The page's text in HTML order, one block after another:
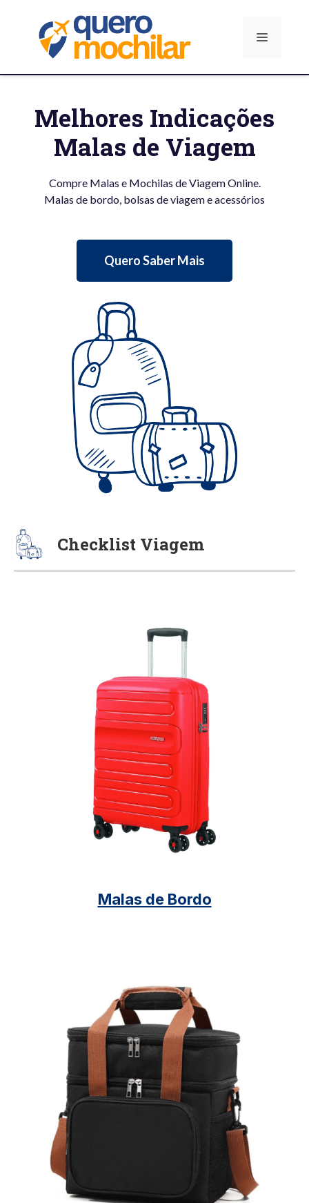
Menu
Melhores Indicações
Malas de Viagem
Compre Malas e Mochilas de Viagem Online.
Malas de bordo, bolsas de viagem e acessórios
Quero Saber Mais
Checklist Viagem
Malas de Bordo